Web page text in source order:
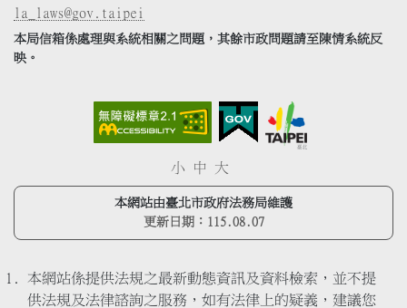
la_laws@gov.taipei
本局信箱係處理與系統相關之問題，其餘市政問題請至陳情系統反
映。
小 中 大
本網站由臺北市政府法務局維護
更新日期： 115.08.07
本網站係提供法規之最新動態資訊及資料檢索，並不提
供法規及法律諮詢之服務，如有法律上的疑義，建議您